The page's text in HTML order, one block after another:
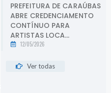
PREFEITURA DE CARAÚBAS
ABRE CREDENCIAMENTO
CONTÍNUO PARA
ARTISTAS LOCA...
12/05/2026
Ver todas